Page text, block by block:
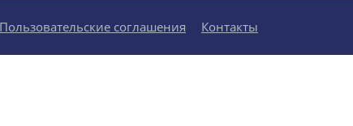
Пользовательские соглашения Контакты